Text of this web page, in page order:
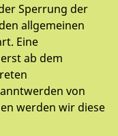
Sperrung der
allgemeinen
Eine
ab dem
von
werden wir diese